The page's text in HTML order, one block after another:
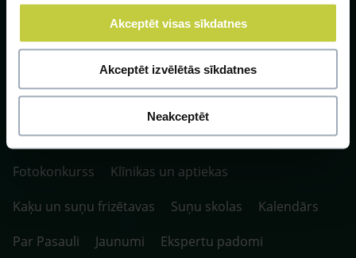
Akceptēt visas sīkdatnes
Akceptēt izvēlētās sīkdatnes
Neakceptēt
SIA ZOO Centrs, LV40003622166,
P. 10:00-20:00 / S.SV. 10:00-16:00
Fotokonkurss
Klīnikas un aptiekas
Kaķu un suņu frizētavas
Suņu skolas
Kalendārs
Par Pasauli
Jaunumi
Ekspertu padomi